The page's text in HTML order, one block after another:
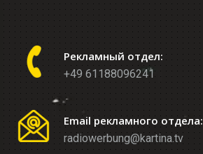
Рекламный отдел:
+49 61188096241
Email рекламного отдела:
radiowerbung@kartina.tv